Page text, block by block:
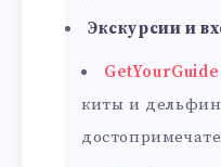
Экскурсии и
GetYourGuide
киты и